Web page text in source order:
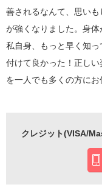
善されるなんて、思い
が強くなりました。身体
私自身、もっと早く知
付けて良かった！正し
を一人でも多くの方にお
クレジット(VISA/